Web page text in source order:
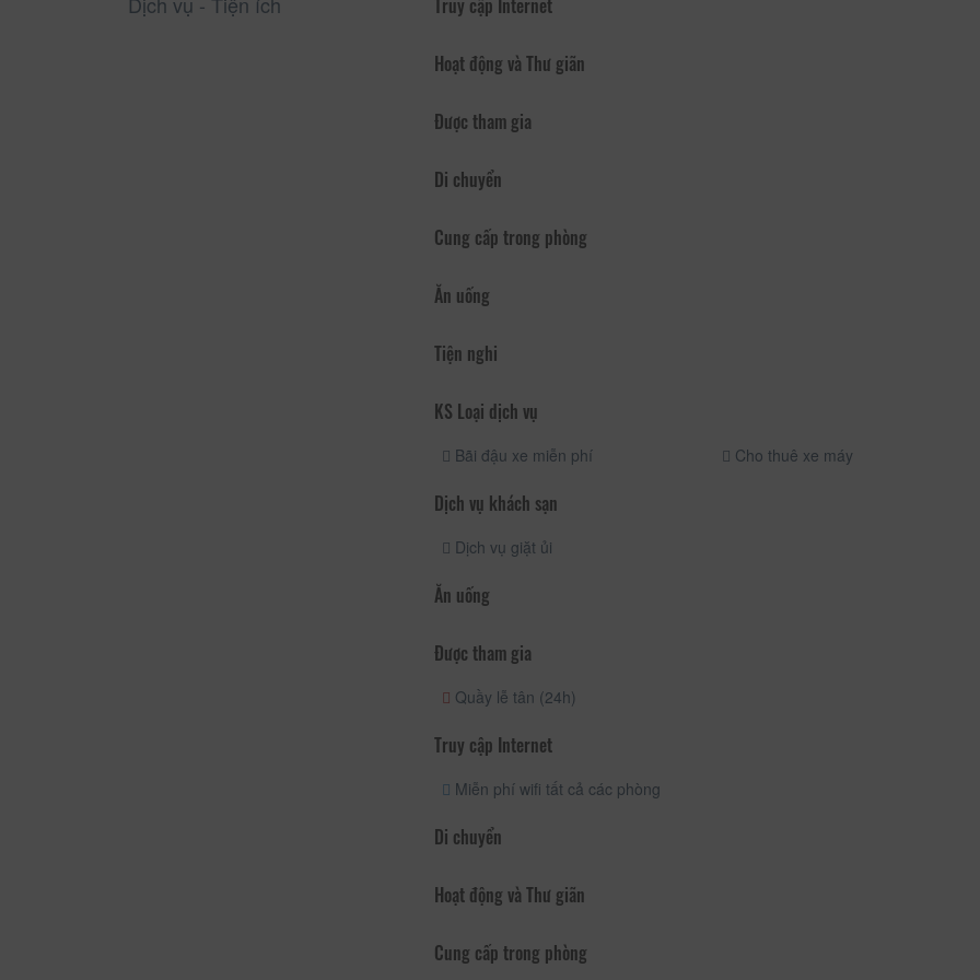
Truy cập Internet
Hoạt động và Thư giãn
Được tham gia
Di chuyển
Cung cấp trong phòng
Ăn uống
Tiện nghi
KS Loại dịch vụ
Bãi đậu xe miễn phí Cho thuê xe máy
Dịch vụ khách sạn
Dịch vụ giặt ủi
Ăn uống
Được tham gia
Quầy lễ tân (24h)
Truy cập Internet
Miễn phí wifi tất cả các phòng
Di chuyển
Hoạt động và Thư giãn
Cung cấp trong phòng